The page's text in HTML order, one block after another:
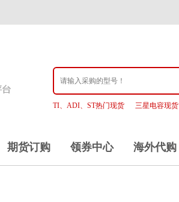
TI、ADI、ST热门现货 三星电容现货
期货订购 领券中心 海外代购